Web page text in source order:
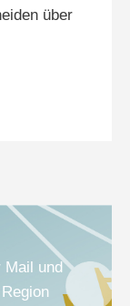
über
Mail und